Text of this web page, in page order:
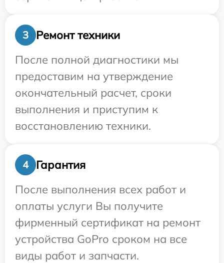
3
Ремонт техники
После полной диагностики мы
предоставим на утверждение
окончательный расчет, сроки
выполнения и приступим к
восстановлению техники.
4
Гарантия
После выполнения всех работ и
оплаты услуги Вы получите
фирменный сертификат на ремонт
устройства GoPro сроком на все
виды работ и запчасти.